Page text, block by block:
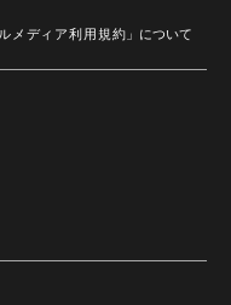
メディア利用規約 」について